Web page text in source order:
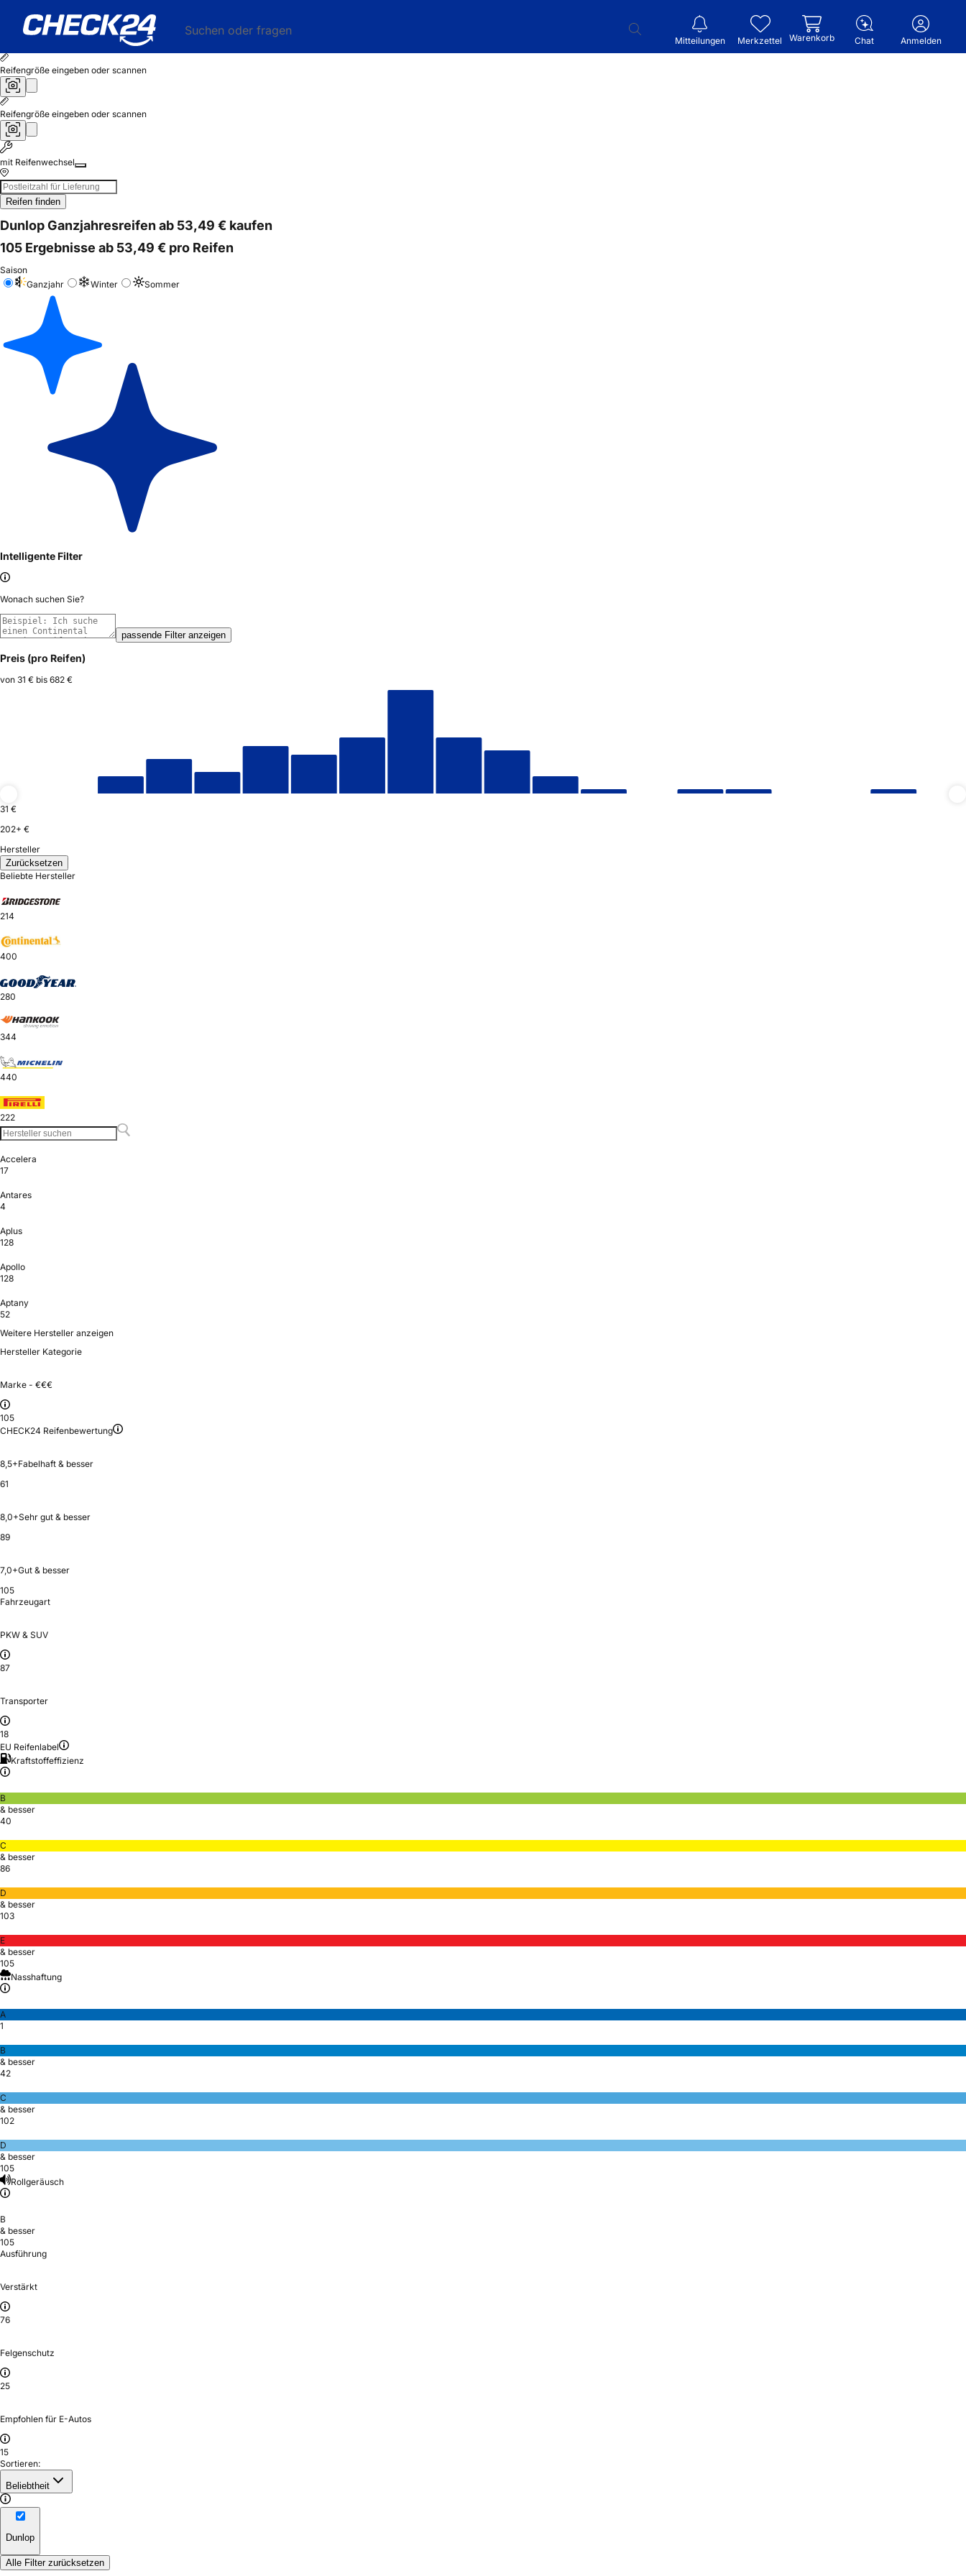
Suchen oder fragen
Mitteilungen Merkzettel Warenkorb Chat Anmelden
Reifengröße eingeben oder scannen
Reifengröße eingeben oder scannen
mit Reifenwechsel
Reifen finden
Dunlop Ganzjahresreifen ab 53,49 € kaufen
105 Ergebnisse ab 53,49 € pro Reifen
Saison
Ganzjahr
Winter Sommer
Intelligente Filter
Wonach suchen Sie?
passende Filter anzeigen
Preis (pro Reifen)
von 31 € bis 682 €
31 €
202+ €
Hersteller
Zurücksetzen
Beliebte Hersteller
214
400
280
344
440
222
Accelera
17
Antares
4
Aplus
128
Apollo
128
Aptany
52
Weitere Hersteller anzeigen
Hersteller Kategorie
Marke - €€€
105
CHECK24 Reifenbewertung
8,5+Fabelhaft & besser
61
8,0+Sehr gut & besser
89
7,0+Gut & besser
105
Fahrzeugart
PKW & SUV
87
Transporter
18
EU Reifenlabel
Kraftstoffeffizienz
B
& besser
40
C
& besser
86
D
& besser
103
E
& besser
105
Nasshaftung
A
1
B
& besser
42
C
& besser
102
D
& besser
105
Rollgeräusch
B
& besser
105
Ausführung
Verstärkt
76
Felgenschutz
25
Empfohlen für E-Autos
15
Sortieren:
Beliebtheit
Dunlop
Alle Filter zurücksetzen